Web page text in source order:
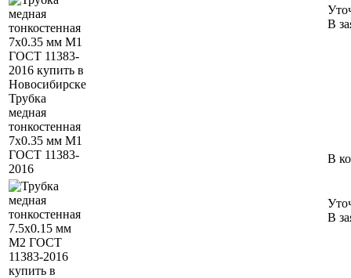
Трубка
медная
тонкостенная
7х0.35 мм М1
ГОСТ 11383-
2016
В
В
В